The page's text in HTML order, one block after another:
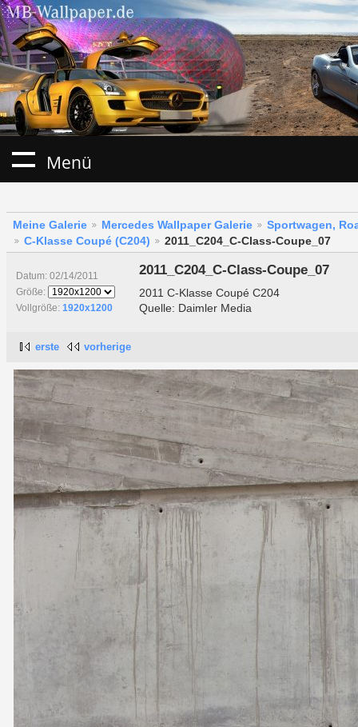
Menü
Meine Galerie Mercedes Wallpaper Galerie
Sportwagen,
C-Klasse Coupé (C204)
2011_C204_C-Class-Coupe_07
Datum: 02/14/2011
Größe:
Vollgröße: 1920x1200
2011_C204_C-Class-Coupe_07
2011 C-Klasse Coupé C204
Quelle: Daimler Media
erste vorherige